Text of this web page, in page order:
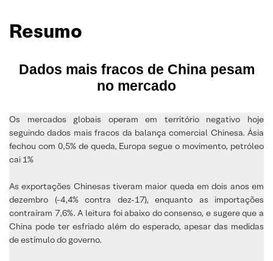
Resumo
Dados mais fracos de China pesam
no mercado
Os mercados globais operam em território negativo hoje
seguindo dados mais fracos da balança comercial Chinesa. Ásia
fechou com 0,5% de queda, Europa segue o movimento, petróleo
cai 1%
As exportações Chinesas tiveram maior queda em dois anos em
dezembro (-4,4% contra dez-17), enquanto as importações
contraíram 7,6%. A leitura foi abaixo do consenso, e sugere que a
China pode ter esfriado além do esperado, apesar das medidas
de estímulo do governo.